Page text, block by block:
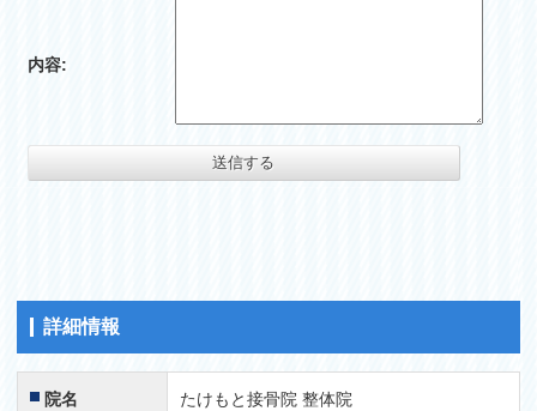
内容:
詳細情報
院名 たけもと接骨院 整体院